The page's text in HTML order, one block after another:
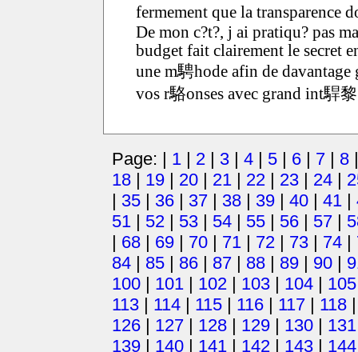
fermement que la transparence
De mon c?t?, j ai pratiqu? pas
budget fait clairement le secret
une m騁hode afin de
vos r駱onses avec grand int駻
Page: | 1 | 2 | 3 | 4 | 5 | 6 | 7 | 8
18 | 19 | 20 | 21 | 22 | 23 | 24 |
| 35 | 36 | 37 | 38 | 39 | 40 | 41 |
51 | 52 | 53 | 54 | 55 | 56 | 57 |
| 68 | 69 | 70 | 71 | 72 | 73 | 74 |
84 | 85 | 86 | 87 | 88 | 89 | 90 |
100 | 101 | 102 | 103 | 104 | 105
113 | 114 | 115 | 116 | 117 | 118
126 | 127 | 128 | 129 | 130 | 131
139 | 140 | 141 | 142 | 143 | 144